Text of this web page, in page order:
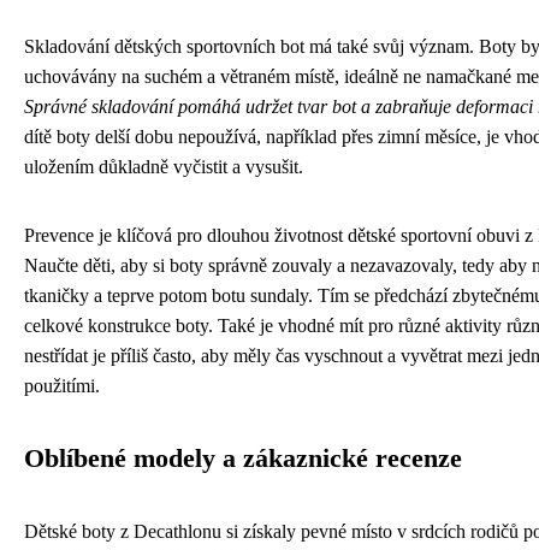
Skladování dětských sportovních bot má také svůj význam. Boty
uchovávány na suchém a větraném místě, ideálně ne namačkané
Správné skladování pomáhá udržet tvar bot a zabraňuje
dítě boty delší dobu nepoužívá, například přes zimní měsíce, je
uložením důkladně vyčistit a vysušit.
Prevence je klíčová pro dlouhou životnost dětské sportovní obuvi z
Naučte děti, aby si boty správně zouvaly a nezavazovaly, tedy aby
tkaničky a teprve potom botu sundaly. Tím se předchází
celkové konstrukce boty. Také je vhodné mít pro různé aktivity
nestřídat je příliš často, aby měly čas vyschnout a vyvětrat mezi
použitími.
Oblíbené modely a zákaznické recenze
Dětské boty z Decathlonu si získaly pevné místo v srdcích rodičů